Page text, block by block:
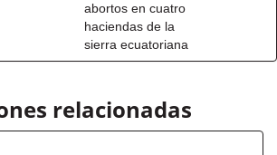
abortos en cuatro
haciendas de la
sierra ecuatoriana
relacionadas